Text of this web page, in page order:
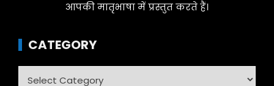
आपकी मातृभाषा में प्रस्तुत करते हैं।
CATEGORY